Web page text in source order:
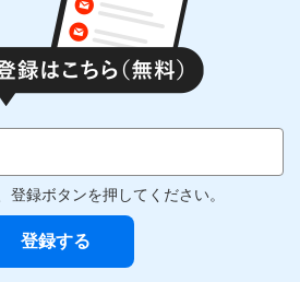
登録ボタンを押してください。